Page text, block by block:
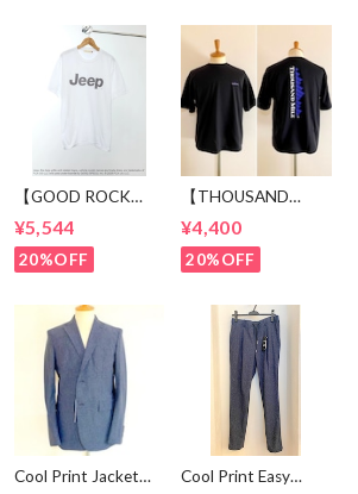
【GOOD ROCK
Logo T-shirt
White
¥5,544
20%OFF
【THOUSAND
Print T-shirt Vertical
Logo Black
¥4,400
20%OFF
Cool Print Jacket
Cool Print Easy